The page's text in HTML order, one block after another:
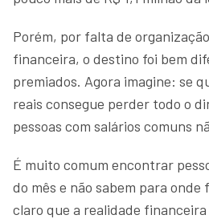
Porém, por falta de
financeira, o destino foi bem
premiados. Agora imagine: se
reais consegue perder todo o
pessoas com salários comuns
É muito comum encontrar
do mês e não sabem para onde
claro que a realidade